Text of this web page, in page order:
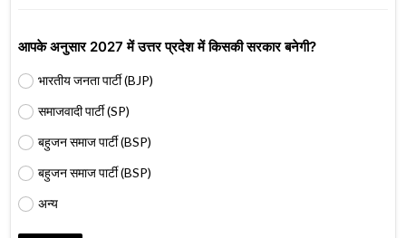
आपके अनुसार 2027 में उत्तर प्रदेश में किसकी सरकार बनेगी?
भारतीय जनता पार्टी (BJP)
समाजवादी पार्टी (SP)
बहुजन समाज पार्टी (BSP)
बहुजन समाज पार्टी (BSP)
अन्य